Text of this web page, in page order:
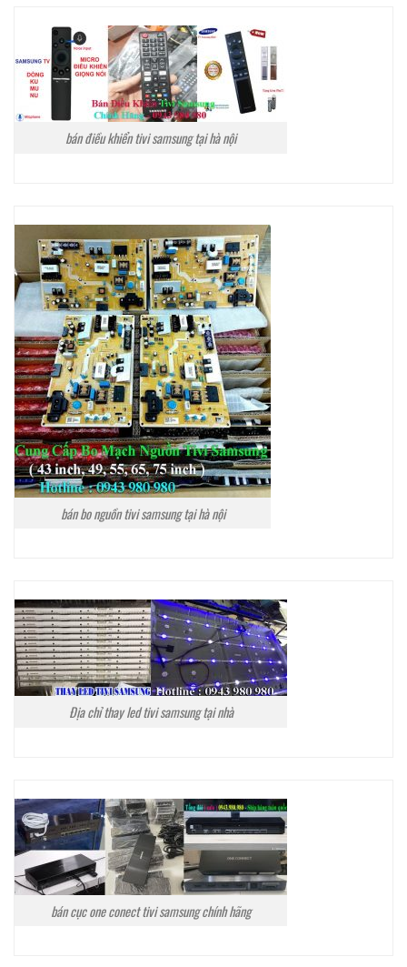
bán điều khiển tivi samsung tại hà nội
bán bo nguồn tivi samsung tại hà nội
Địa chỉ thay led tivi samsung tại nhà
bán cục one conect tivi samsung chính hãng